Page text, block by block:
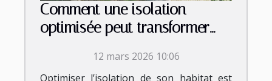
Comment une isolation
optimisée peut transformer
12 mars 2026 10:06
Optimiser l’isolation de son habitat est